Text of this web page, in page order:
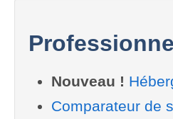
Nouveau !
Comparateur de